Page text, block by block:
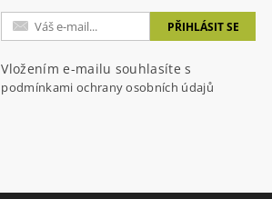
Vložením e-mailu souhlasíte s
podmínkami ochrany osobních údajů